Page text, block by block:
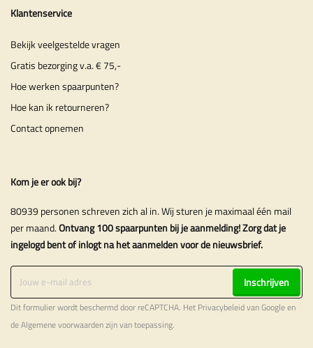
Klantenservice
Bekijk veelgestelde vragen
Gratis bezorging v.a. € 75,-
Hoe werken spaarpunten?
Hoe kan ik retourneren?
Contact opnemen
Kom je er ook bij?
80939 personen schreven zich al in. Wij sturen je maximaal één mail
per maand.Ontvang 100 spaarpunten bij je aanmelding! Zorg dat je
ingelogd bent of inlogt na het aanmelden voor de nieuwsbrief.
Inschrijven
Dit formulier wordt beschermd door reCAPTCHA. Het Privacybeleidvan Google en
deAlgemene voorwaardenzijn van toepassing.